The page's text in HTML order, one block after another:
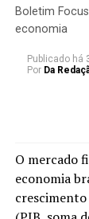
Boletim
economia
Publicado há
Por Da
O mercado
economia